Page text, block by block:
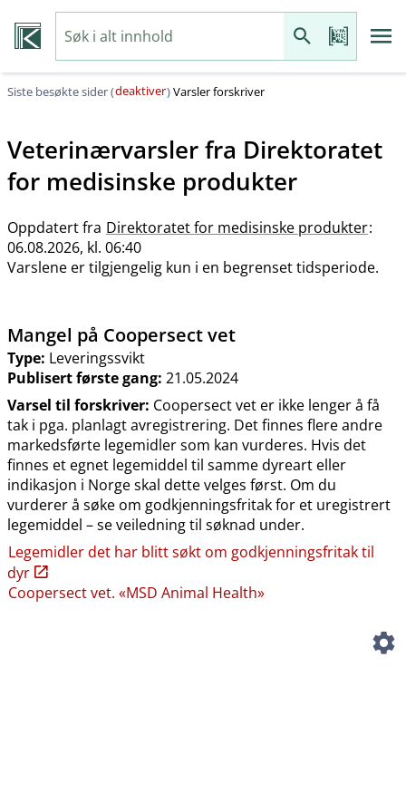
Siste besøkte sider (deaktiver)Varsler forskriver
Veterinærvarsler fra Direktoratet
for medisinske produkter
Oppdatert fra Direktoratet for medisinske produkter:
06.08.2026, kl. 06:40
Varslene er tilgjengelig kun i en begrenset tidsperiode.
Mangel på Coopersect vet
Type: Leveringssvikt
Publisert første gang: 21.05.2024
Varsel til forskriver: Coopersect vet er ikke lenger å få
tak i pga. planlagt avregistrering. Det finnes flere andre
markedsførte legemidler som kan vurderes. Hvis det
finnes et egnet legemiddel til samme dyreart eller
indikasjon i Norge skal dette velges først. Om du
vurderer å søke om godkjenningsfritak for et uregistrert
legemiddel – se veiledning til søknad under.
Legemidler det har blitt søkt om godkjenningsfritak til
dyr
Coopersect vet. «MSD Animal Health»